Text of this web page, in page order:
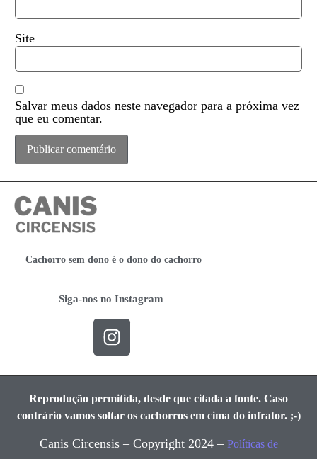
Site
Salvar meus dados neste navegador para a próxima vez
que eu comentar.
Cachorro sem dono é o dono do cachorro
Siga-nos no Instagram
Reprodução permitida, desde que citada a fonte. Caso
contrário vamos soltar os cachorros em cima do infrator. ;-)
Canis Circensis – Copyright 2024 – Políticas de